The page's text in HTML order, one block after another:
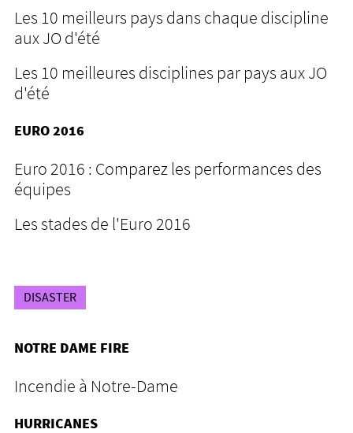
Les 10 meilleurs pays dans chaque discipline
aux JO d'été
Les 10 meilleures disciplines par pays aux JO
d'été
EURO 2016
Euro 2016 : Comparez les performances des
équipes
Les stades de l'Euro 2016
DISASTER
NOTRE DAME FIRE
Incendie à Notre-Dame
HURRICANES